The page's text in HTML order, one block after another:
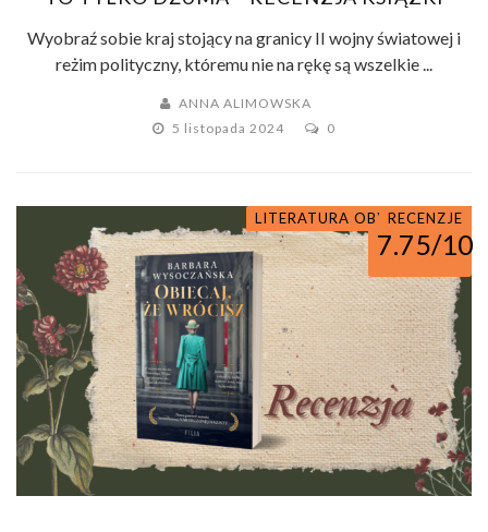
Wyobraź sobie kraj stojący na granicy II wojny światowej i
reżim polityczny, któremu nie na rękę są wszelkie ...
ANNA ALIMOWSKA
5 listopada 2024
0
LITERATURA OBYCZAJOWA
RECENZJE
7.75/10